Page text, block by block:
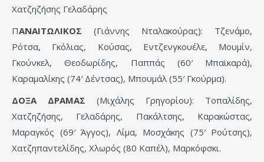
Χατζηζήσης Γελαδάρης
ΠΑΝΑΙΤΩΛΙΚΟΣ (Γιάννης Νταλακούρας): Τζενάμο,
Ρότσα, Γκόλιας, Κούσας, Εντζενγκουέλε, Μουμίν,
Γκούνκελ, Θεοδωρίδης, Παππάς (60′ Μπαϊκαρά),
Καραμαλίκης (74′ Δέντσας), Μπουμάλ (55′ Γκούρμα).
ΔΟΞΑ ΔΡΑΜΑΣ (Μιχάλης Γρηγορίου): Τοπαλίδης,
Χατζηζήσης, Γελαδάρης, Πακάλτσης, Καρακώστας,
Μαραγκός (69′ Άγγος), Λίμα, Μοσχάκης (75′ Ρούτσης),
Χατζηπαντελίδης, Χλωρός (80 Καπέλ), Μαρκόφσκι.